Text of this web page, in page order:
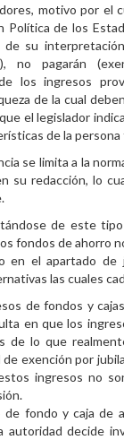
motivo por el
Política de los
de su
no pagarán
los ingresos
de la cual
el legislador
de la
se limita a la
su redacción, lo
de este
fondos de ahorro
en el apartado de
las cuales
de fondos y
en que los
de lo que
exención por
ingresos no
de fondo y caja de
autoridad decide